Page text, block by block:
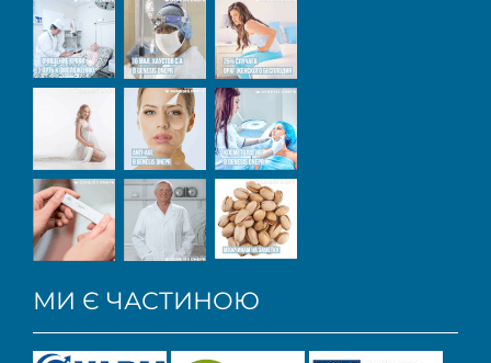
МИ Є ЧАСТИНОЮ